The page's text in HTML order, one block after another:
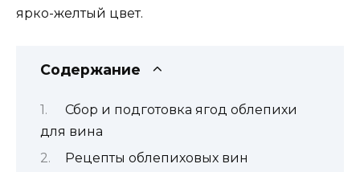
ярко-желтый цвет.
Содержание
Сбор и подготовка ягод облепихи
для вина
Рецепты облепиховых вин